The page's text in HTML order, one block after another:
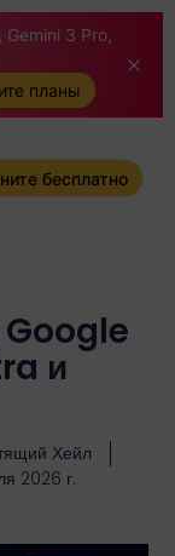
3 Pro,
планы
бесплатно
и
Хейл
2026 г.